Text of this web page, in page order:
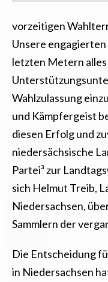
vorzeitigen
Unsere
letzten Metern
Wahlzulassung
und Kämpfergeist
diesen Erfolg und
niedersächsische
Partei³ zur
sich Helmut Treib,
Niedersachsen,
Sammlern der
Die Entscheidung
in Niedersachsen